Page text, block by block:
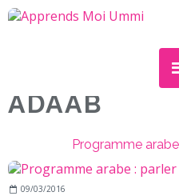
ADAAB
Programme
09/03/2016